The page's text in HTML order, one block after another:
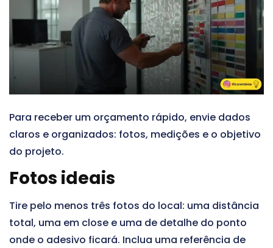
Para receber um orçamento rápido, envie dados
claros e organizados: fotos, medições e o objetivo
do projeto.
Fotos ideais
Tire pelo menos três fotos do local: uma distância
total, uma em close e uma de detalhe do ponto
onde o adesivo ficará. Inclua uma referência de